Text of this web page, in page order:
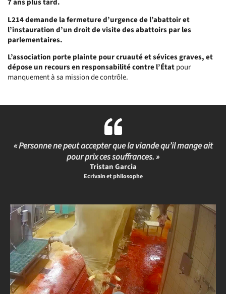
7 ans plus tard.
L214 demande la fermeture d’urgence de l’abattoir et
l’instauration d’un droit de visite des abattoirs par les
parlementaires.
L’association porte plainte pour cruauté et sévices graves, et
dépose un recours en responsabilité contre l’Étatpour
manquement à sa mission de contrôle.
« Personne ne peut accepter que la viande qu’il mange ait
pour prix ces souffrances. »
Tristan Garcia
Ecrivain et philosophe